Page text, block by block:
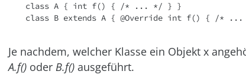
class A { int f() { /* ... */ } }
class B extends A { @Override int f() { /*
Je nachdem, welcher Klasse ein Objekt x
A.f() oder B.f() ausgeführt.